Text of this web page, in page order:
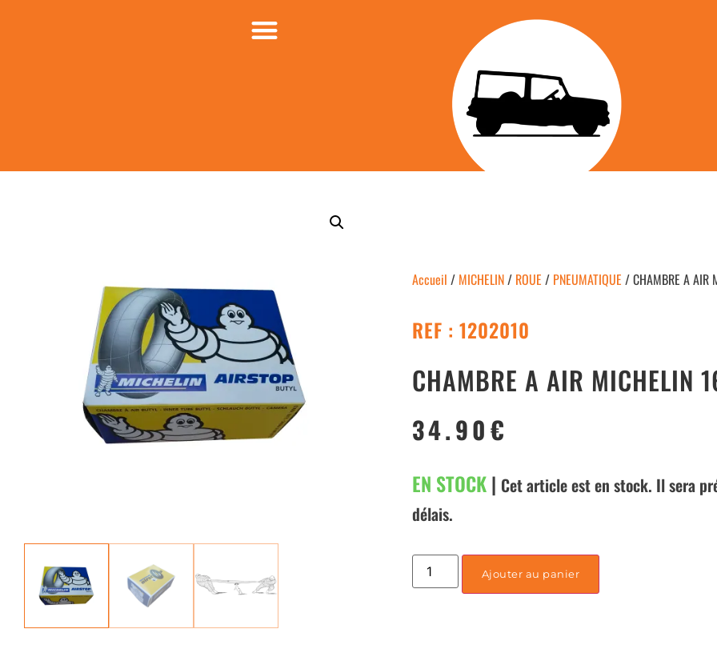
Accueil / MICHELIN/ ROUE / PNEUMATIQUE / CHAMBRE A AIR
REF : 1202010
CHAMBRE A AIR MICHELIN
34.90€
EN STOCK| Cet article est en stock. Il sera
délais.
Ajouter au panier